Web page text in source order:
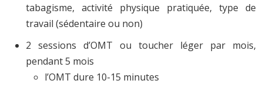
tabagisme, activité physique pratiquée, type de
travail (sédentaire ou non)
2 sessions d’OMT ou toucher léger par mois,
pendant 5 mois
l’OMT dure 10-15 minutes